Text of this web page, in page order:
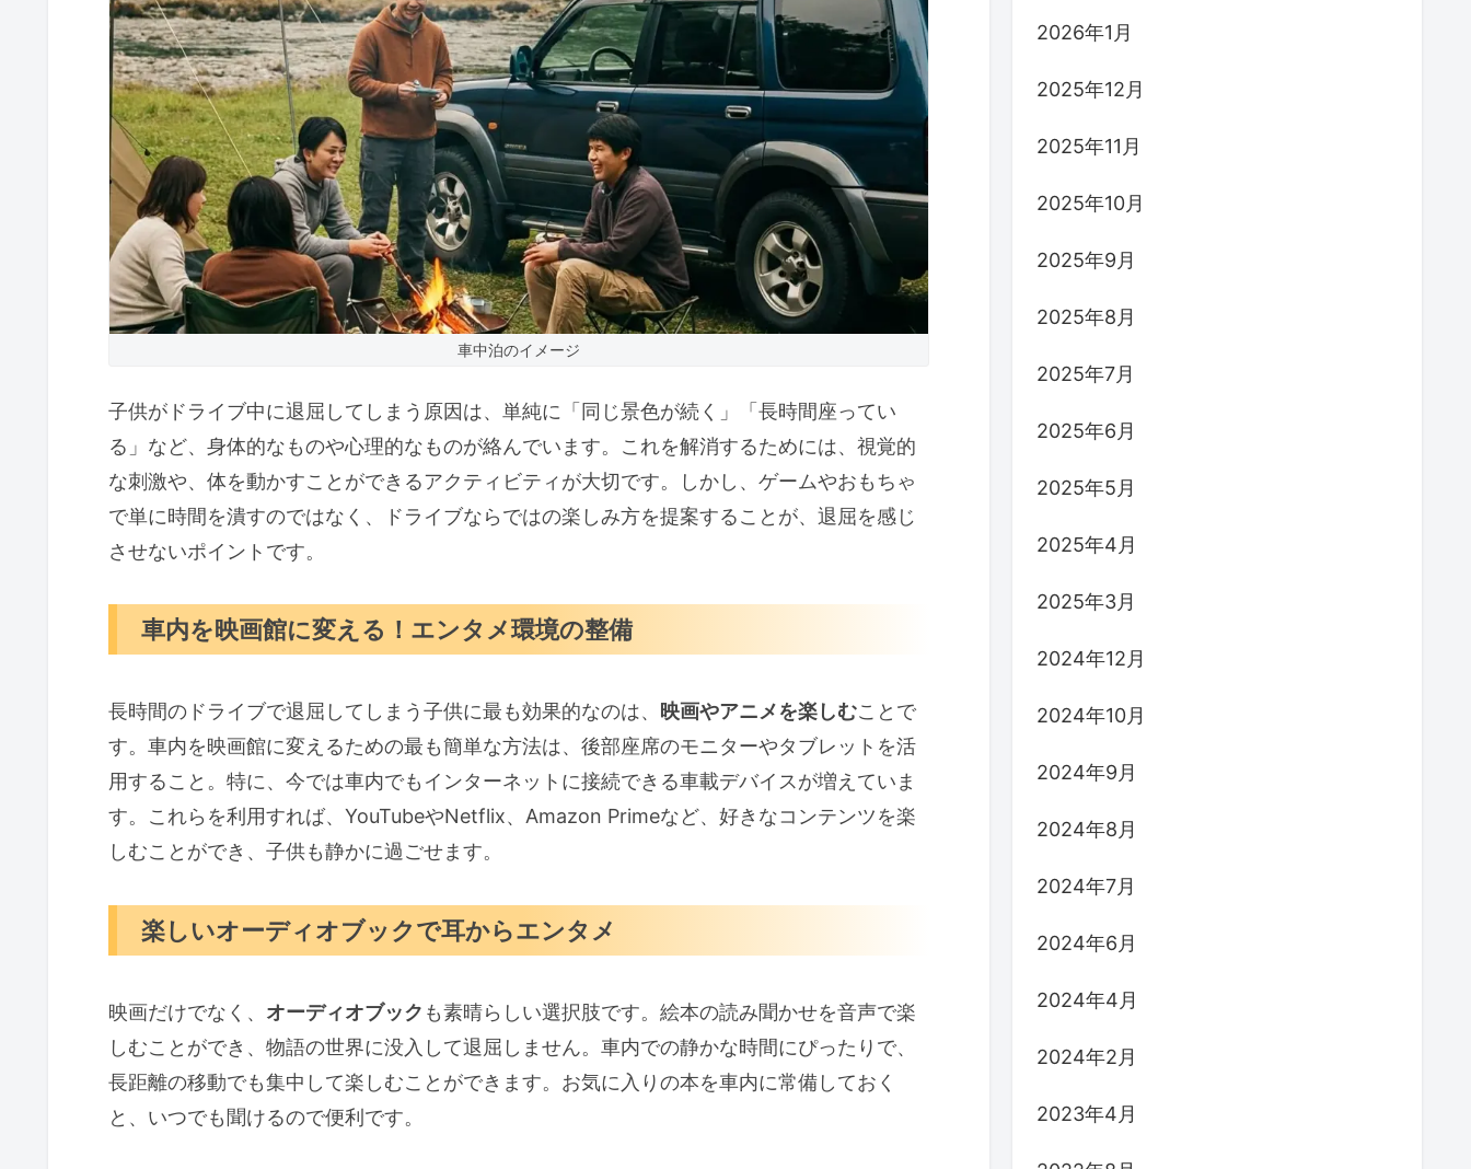
車中泊のイメージ
子供がドライブ中に退屈してしまう原因は、単純に「同じ景色が続く」「長時間座ってい
る」など、身体的なものや心理的なものが絡んでいます。これを解消するためには、視覚的
な刺激や、体を動かすことができるアクティビティが大切です。しかし、ゲームやおもちゃ
で単に時間を潰すのではなく、ドライブならではの楽しみ方を提案することが、退屈を感じ
させないポイントです。
車内を映画館に変える！エンタメ環境の整備
長時間のドライブで退屈してしまう子供に最も効果的なのは、 映画やアニメを楽しむことで
す。車内を映画館に変えるための最も簡単な方法は、後部座席のモニターやタブレットを活
用すること。特に、今では車内でもインターネットに接続できる車載デバイスが増えていま
す。これらを利用すれば、YouTubeやNetflix、Amazon Primeなど、好きなコンテンツを楽
しむことができ、子供も静かに過ごせます。
楽しいオーディオブックで耳からエンタメ
映画だけでなく、 オーディオブック も素晴らしい選択肢です。絵本の読み聞かせを音声で楽
しむことができ、物語の世界に没入して退屈しません。車内での静かな時間にぴったりで、
長距離の移動でも集中して楽しむことができます。お気に入りの本を車内に常備しておく
と、いつでも聞けるので便利です。
2026年1月
2025年12月
2025年11月
2025年10月
2025年9月
2025年8月
2025年7月
2025年6月
2025年5月
2025年4月
2025年3月
2024年12月
2024年10月
2024年9月
2024年8月
2024年7月
2024年6月
2024年4月
2024年2月
2023年4月